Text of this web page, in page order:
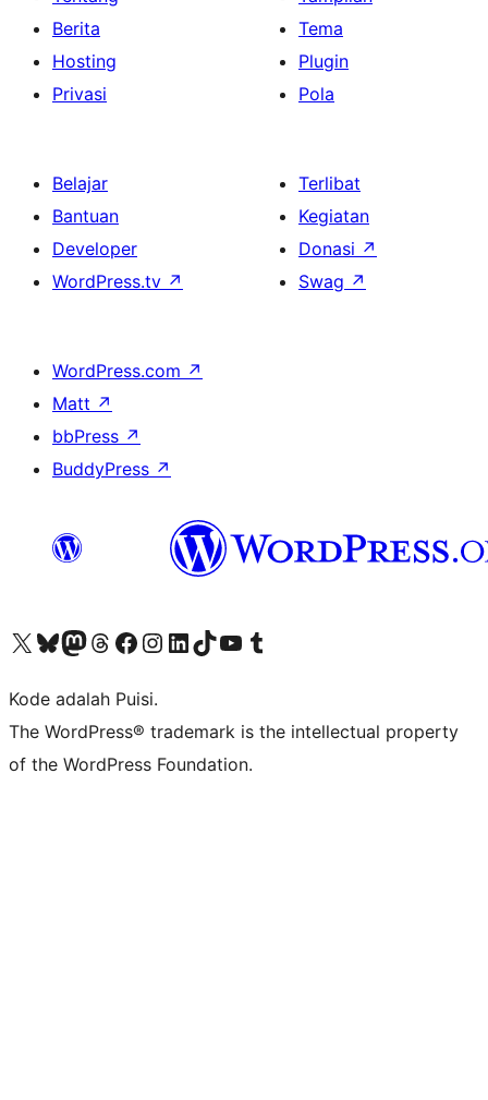
Berita
Hosting
Privasi
Tema
Plugin
Pola
Belajar
Bantuan
Developer
WordPress.tv ↗
Terlibat
Kegiatan
Donasi ↗
Swag ↗
WordPress.com ↗
Matt ↗
bbPress ↗
BuddyPress ↗
Kunjungi akun X (sebelumnya Twitter) kamiVisit our Bluesky account
Kunjungi akun Mastodon kami
Visit our Threads account
Kunjungi halaman Facebook kamiKunjungi akun Instagram kamiKunjungi akun LinkedIn kami
Visit our TikTok account
Kunjungi channel YouTube kamiVisit our Tumblr account
Kode adalah Puisi.
The WordPress® trademark is the intellectual property
of the WordPress Foundation.